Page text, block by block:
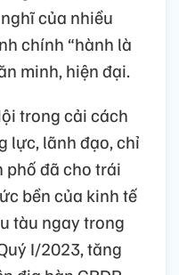
của nhiều
chính “hành là
minh, hiện đại.
trong cải cách
lực, lãnh đạo, chỉ
phố đã cho trái
bền của kinh tế
tàu ngay trong
I/2023, tăng